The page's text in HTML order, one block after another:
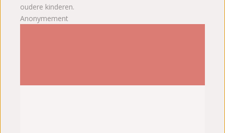
oudere kinderen.
Anonymement